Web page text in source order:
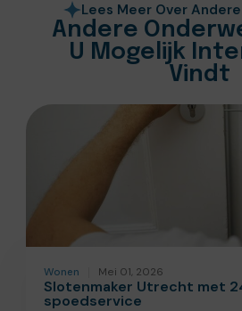
Lees Meer Over
Andere
U Mogelijk
Vindt
Wonen Mei 01, 2026
Slotenmaker Utrecht met
spoedservice